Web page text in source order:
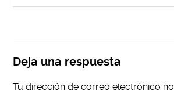
Deja una respuesta
Tu dirección de correo electrónico